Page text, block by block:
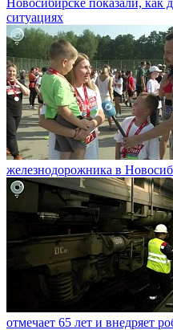
ситуациях
железнодорожника в
отмечает 65 лет и внедряет